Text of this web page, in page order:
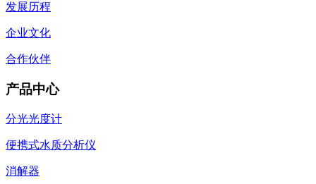
发展历程
企业文化
合作伙伴
产品中心
分光光度计
便携式水质分析仪
消解器